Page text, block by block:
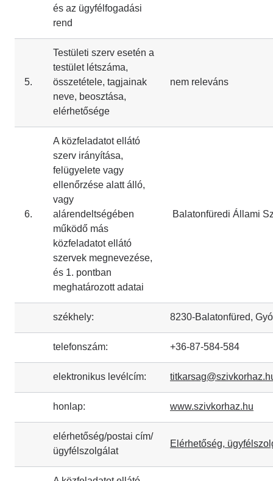
és az ügyfélfogadási
rend
5.
Testületi szerv esetén a
testület létszáma,
összetétele, tagjainak
neve, beosztása,
elérhetősége
nem releváns
6.
A közfeladatot ellátó
szerv irányítása,
felügyelete vagy
ellenőrzése alatt álló,
vagy
alárendeltségében
működő más
közfeladatot ellátó
szervek megnevezése,
és 1. pontban
meghatározott adatai
Balatonfüredi Állami
székhely: 8230-Balatonfüred,
telefonszám: +36-87-584-584
elektronikus levélcím:
honlap: www.szivkorhaz.hu
elérhetőség/postai cím/
ügyfélszolgálat
Elérhetőség,